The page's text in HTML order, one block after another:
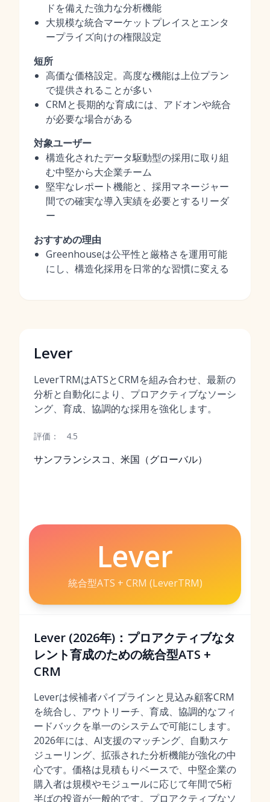
ドを備えた強力な分析機能
大規模な統合マーケットプレイスとエンタ
ープライズ向けの権限設定
短所
高価な価格設定。高度な機能は上位プラン
で提供されることが多い
CRMと長期的な育成には、アドオンや統合
が必要な場合がある
対象ユーザー
構造化されたデータ駆動型の採用に取り組
む中堅から大企業チーム
堅牢なレポート機能と、採用マネージャー
間での確実な導入実績を必要とするリーダ
ー
おすすめの理由
Greenhouseは公平性と厳格さを運用可能
にし、構造化採用を日常的な習慣に変える
Lever
LeverTRMはATSとCRMを組み合わせ、最新の
分析と自動化により、プロアクティブなソーシ
ング、育成、協調的な採用を強化します。
評価： 4.5
サンフランシスコ、米国（グローバル）
Lever
統合型ATS + CRM (LeverTRM)
Lever (2026年)：プロアクティブなタ
レント育成のための統合型ATS +
CRM
Leverは候補者パイプラインと見込み顧客CRM
を統合し、アウトリーチ、育成、協調的なフィ
ードバックを単一のシステムで可能にします。
2026年には、AI支援のマッチング、自動スケ
ジューリング、拡張された分析機能が強化の中
心です。価格は見積もりベースで、中堅企業の
購入者は規模やモジュールに応じて年間で5桁
半ばの投資が一般的です。プロアクティブなソ